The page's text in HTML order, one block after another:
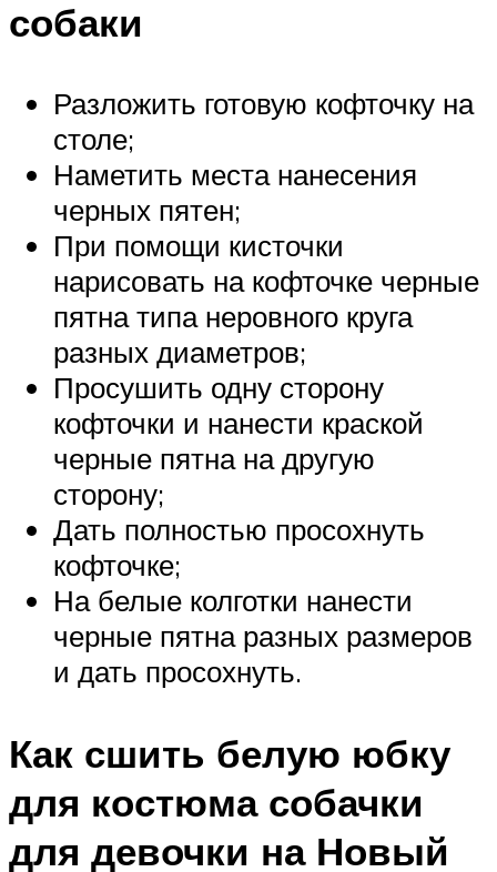
собаки
Разложить готовую кофточку на
столе;
Наметить места нанесения
черных пятен;
При помощи кисточки
нарисовать на кофточке черные
пятна типа неровного круга
разных диаметров;
Просушить одну сторону
кофточки и нанести краской
черные пятна на другую
сторону;
Дать полностью просохнуть
кофточке;
На белые колготки нанести
черные пятна разных размеров
и дать просохнуть.
Как сшить белую юбку
для костюма собачки
для девочки на Новый